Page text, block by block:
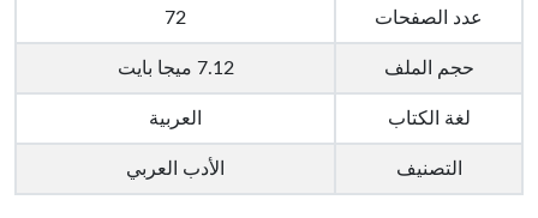
عدد الصفحات 72
حجم الملف 7.12 ميجا بايت
لغة الكتاب العربية
التصنيف الأدب العربي